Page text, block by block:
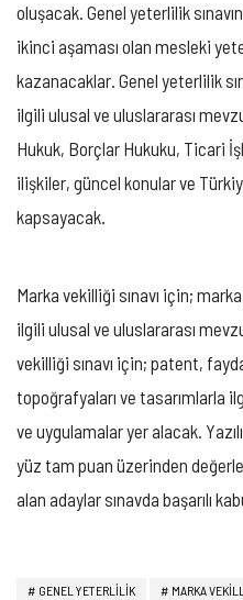
oluşacak. Genel yeterlilik
ikinci aşaması olan mesleki
kazanacaklar. Genel yeterlilik
ilgili ulusal ve uluslararası
Hukuk, Borçlar Hukuku, Ticari
ilişkiler, güncel konular ve
kapsayacak.
Marka vekilliği sınavı için;
ilgili ulusal ve uluslararası
vekilliği sınavı için; patent,
topoğrafyaları ve tasarımlarla
ve uygulamalar yer alacak.
yüz tam puan üzerinden
alan adaylar sınavda başarılı
GENEL YETERLILIK MARKA